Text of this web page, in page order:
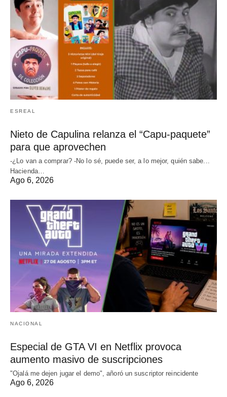
ESREAL
Nieto de Capulina relanza el “Capu-paquete”
para que aprovechen
-¿Lo van a comprar? -No lo sé, puede ser, a lo mejor, quién sabe...
Hacienda…
Ago 6, 2026
NACIONAL
Especial de GTA VI en Netflix provoca
aumento masivo de suscripciones
"Ojalá me dejen jugar el demo", añoró un suscriptor reincidente
Ago 6, 2026